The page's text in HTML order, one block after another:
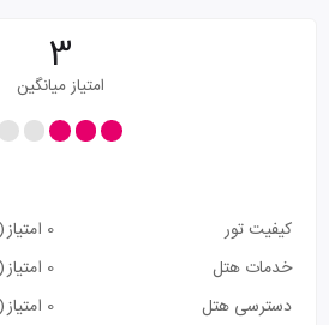
3
امتیاز میانگین
کیفیت تور 0 امتیاز
خدمات هتل
0 امتیاز
دسترسی هتل
0 امتیاز